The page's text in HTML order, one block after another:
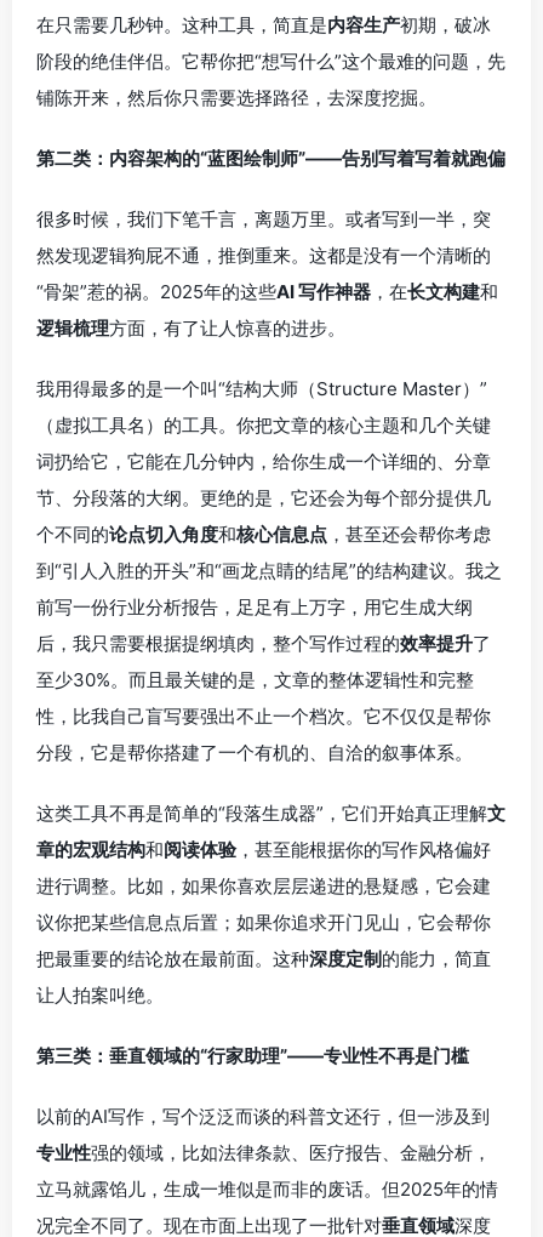
在只需要几秒钟。这种工具，简直是内容生产初期，破冰
阶段的绝佳伴侣。它帮你把“想写什么”这个最难的问题，先
铺陈开来，然后你只需要选择路径，去深度挖掘。
第二类：内容架构的“蓝图绘制师”——告别写着写着就跑偏
很多时候，我们下笔千言，离题万里。或者写到一半，突
然发现逻辑狗屁不通，推倒重来。这都是没有一个清晰的
“骨架”惹的祸。2025年的这些AI 写作神器 ，在长文构建和
逻辑梳理方面，有了让人惊喜的进步。
我用得最多的是一个叫“结构大师（Structure Master）”
（虚拟工具名）的工具。你把文章的核心主题和几个关键
词扔给它，它能在几分钟内，给你生成一个详细的、分章
节、分段落的大纲。更绝的是，它还会为每个部分提供几
个不同的论点切入角度和核心信息点 ，甚至还会帮你考虑
到“引人入胜的开头”和“画龙点睛的结尾”的结构建议。我之
前写一份行业分析报告，足足有上万字，用它生成大纲
后，我只需要根据提纲填肉，整个写作过程的效率提升了
至少30%。而且最关键的是，文章的整体逻辑性和完整
性，比我自己盲写要强出不止一个档次。它不仅仅是帮你
分段，它是帮你搭建了一个有机的、自洽的叙事体系。
这类工具不再是简单的“段落生成器”，它们开始真正理解文
章的宏观结构和阅读体验，甚至能根据你的写作风格偏好
进行调整。比如，如果你喜欢层层递进的悬疑感，它会建
议你把某些信息点后置；如果你追求开门见山，它会帮你
把最重要的结论放在最前面。这种深度定制的能力，简直
让人拍案叫绝。
第三类：垂直领域的“行家助理”——专业性不再是门槛
以前的AI写作，写个泛泛而谈的科普文还行，但一涉及到
专业性强的领域，比如法律条款、医疗报告、金融分析，
立马就露馅儿，生成一堆似是而非的废话。但2025年的情
况完全不同了。现在市面上出现了一批针对垂直领域深度